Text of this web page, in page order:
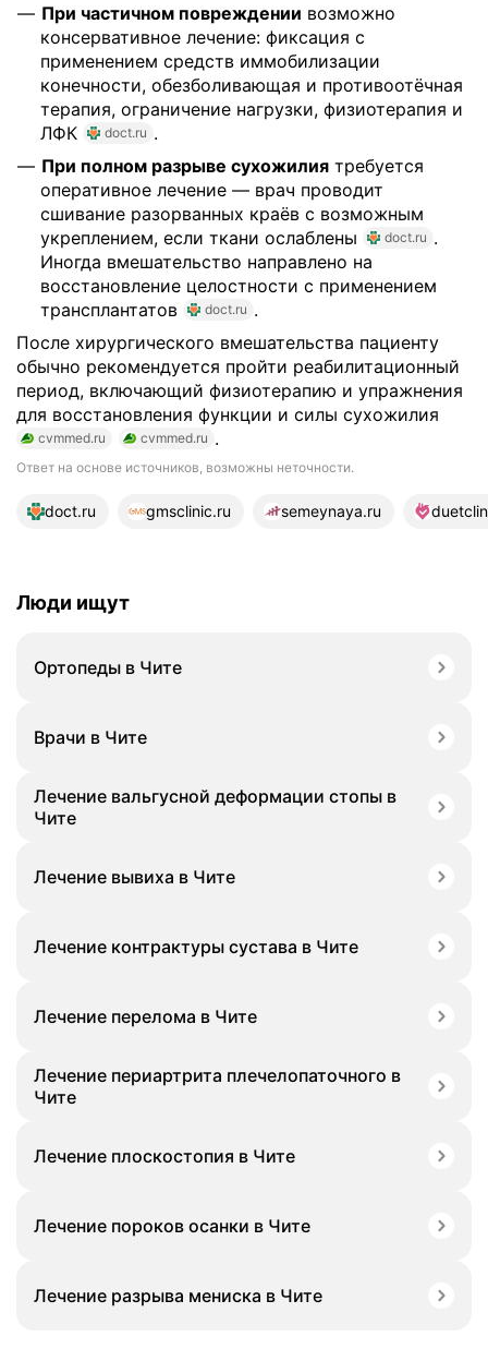
При частичном повреждении возможно
консервативное лечение: фиксация с
применением средств иммобилизации
конечности, обезболивающая и противоотёчная
терапия, ограничение нагрузки, физиотерапия и
ЛФК
doct.ru .
При полном разрыве сухожилия требуется
оперативное лечение — врач проводит
сшивание разорванных краёв с возможным
укреплением, если ткани ослаблены
doct.ru .
Иногда вмешательство направлено на
восстановление целостности с применением
трансплантатов
doct.ru .
После хирургического вмешательства пациенту
обычно рекомендуется пройти реабилитационный
период, включающий физиотерапию и упражнения
для восстановления функции и силы сухожилия
cvmmed.ru cvmmed.ru .
Ответ на основе источников, возможны неточности.
14 источников
doct.ru gmsclinic.ru semeynaya.ru
Люди ищут
Ортопеды в Чите
Врачи в Чите
Лечение вальгусной деформации стопы в
Чите
Лечение вывиха в Чите
Лечение контрактуры сустава в Чите
Лечение перелома в Чите
Лечение периартрита плечелопаточного в
Чите
Лечение плоскостопия в Чите
Лечение пороков осанки в Чите
Лечение разрыва мениска в Чите